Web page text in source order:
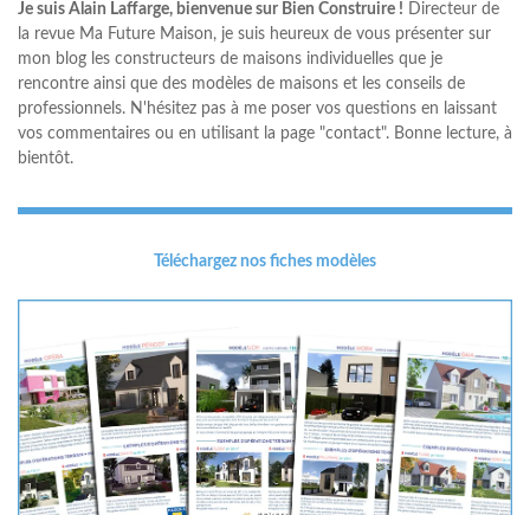
Je suis Alain Laffarge, bienvenue sur Bien Construire ! Directeur de
la revue Ma Future Maison, je suis heureux de vous présenter sur
mon blog les constructeurs de maisons individuelles que je
rencontre ainsi que des modèles de maisons et les conseils de
professionnels. N'hésitez pas à me poser vos questions en laissant
vos commentaires ou en utilisant la page "contact". Bonne lecture, à
bientôt.
Téléchargez nos fiches modèles